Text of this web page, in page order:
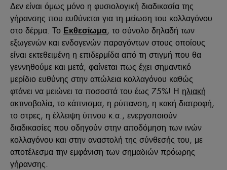
Δεν είναι όμως μόνο η φυσιολογική διαδικασία της
γήρανσης που ευθύνεται για τη μείωση του κολλαγόνου
στο δέρμα. Το Εκθεσίωμα, το σύνολο δηλαδή των
εξωγενών και ενδογενών παραγόντων στους οποίους
είναι εκτεθειμένη η επιδερμίδα από τη στιγμή που θα
γεννηθούμε και μετά, φαίνεται πως έχει σημαντικό
μερίδιο ευθύνης στην απώλεια κολλαγόνου καθώς
φτάνει να μειώνει τα ποσοστά του έως 75%! Η ηλιακή
ακτινοβολία, το κάπνισμα, η ρύπανση, η κακή διατροφή,
το στρες, η έλλειψη ύπνου κ.α., ενεργοποιούν
διαδικασίες που οδηγούν στην αποδόμηση των ινών
κολλαγόνου και στην αναστολή της σύνθεσής του, με
αποτέλεσμα την εμφάνιση των σημαδιών πρόωρης
γήρανσης.